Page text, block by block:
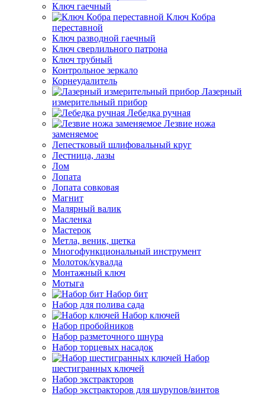
Ключ гаечный
Ключ Кобра
переставной
Ключ разводной гаечный
Ключ сверлильного патрона
Ключ трубный
Контрольное зеркало
Корнеудалитель
Лазерный
измерительный прибор
Лебедка ручная
Лезвие ножа
заменяемое
Лепестковый шлифовальный круг
Лестница, лазы
Лом
Лопата
Лопата совковая
Магнит
Малярный валик
Масленка
Мастерок
Метла, веник, щетка
Многофункциональный инструмент
Молоток/кувалда
Монтажный ключ
Мотыга
Набор бит
Набор для полива сада
Набор ключей
Набор пробойников
Набор разметочного шнура
Набор торцевых насадок
Набор
шестигранных ключей
Набор экстракторов
Набор экстракторов для шурупов/винтов